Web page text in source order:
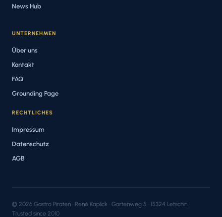
News Hub
UNTERNEHMEN
Über uns
Kontakt
FAQ
Grounding Page
RECHTLICHES
Impressum
Datenschutz
AGB
© 2026 Gastro Piraten · René Kaplick · Gartenweg 5 · 15324 Letschin ·
Trusted since 2010